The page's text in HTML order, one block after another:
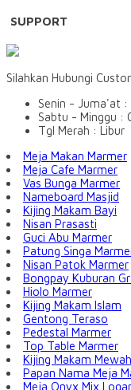
SUPPORT
Silahkan Hubungi
Senin - Juma'at
Sabtu - Minggu :
Tgl Merah : Libur
Meja Makan Marmer
Meja Cafe Marmer
Vas Bunga Marmer
Nameboard Masjid
Kijing Makam Bayi
Nisan Prasasti
Guci Abu Marmer
Patung Singa
Nisan Patok Marmer
Bongpay Kuburan
Hiolo Marmer
Kijing Makam Islam
Gentong Teraso
Pedestal Marmer
Top Table Marmer
Kijing Makam Mewah
Papan Nama Meja
Meja Onyx Mix